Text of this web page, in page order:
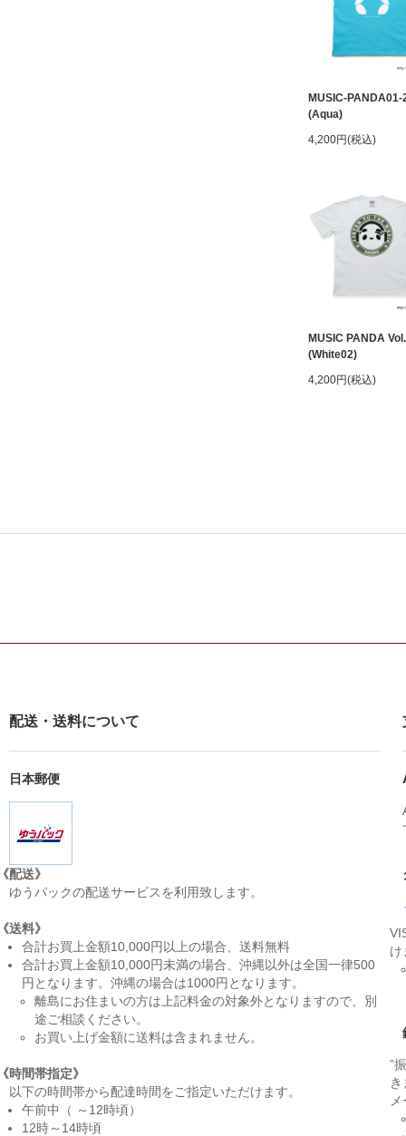
MUSIC-PANDA01-
(Aqua)
4,200円(税込)
MUSIC PANDA
(White02)
4,200円(税込)
配送・送料について
日本郵便
配送》
うパックの配送サービスを利用致します。
送料》
合計お買上金額10,000円以上の場合、送料無料
合計お買上金額10,000円未満の場合、沖縄以外は全国一律500
円となります。沖縄の場合は1000円となります。
離島にお住まいの方は上記料金の対象外となりますので、別
途ご相談ください。
お買い上げ金額に送料は含まれません。
時間帯指定》
下の時間帯から配達時間をご指定いただけます。
午前中（ ～12時頃）
12時～14時頃
け
”